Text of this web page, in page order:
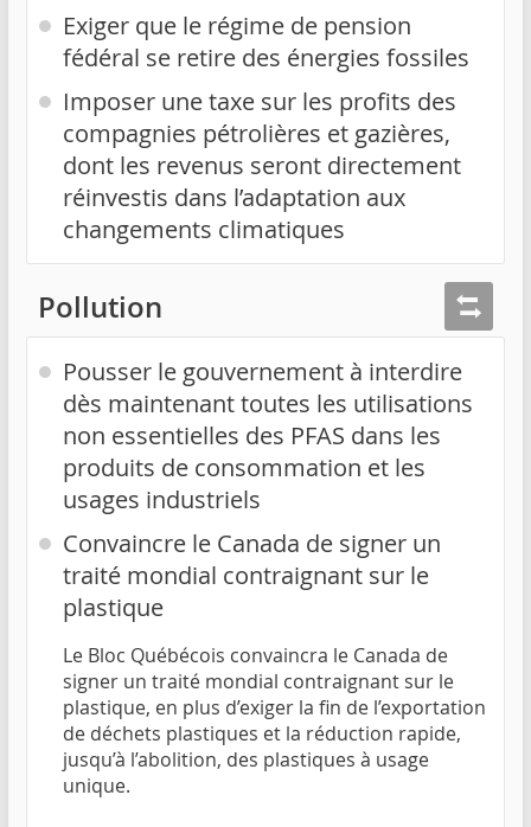
Exiger que le régime de pension
fédéral se retire des énergies fossiles
Imposer une taxe sur les profits des
compagnies pétrolières et gazières,
dont les revenus seront directement
réinvestis dans l’adaptation aux
changements climatiques
Pollution
Pousser le gouvernement à interdire
dès maintenant toutes les utilisations
non essentielles des PFAS dans les
produits de consommation et les
usages industriels
Convaincre le Canada de signer un
traité mondial contraignant sur le
plastique
Le Bloc Québécois convaincra le Canada de
signer un traité mondial contraignant sur le
plastique, en plus d’exiger la fin de l’exportation
de déchets plastiques et la réduction rapide,
jusqu’à l’abolition, des plastiques à usage
unique.